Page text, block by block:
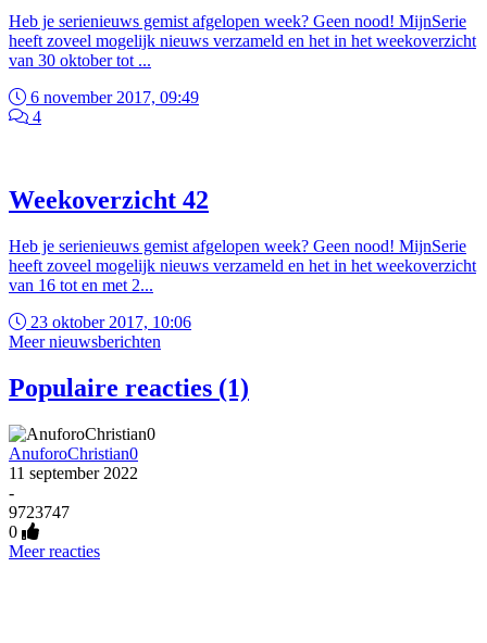
Heb je serienieuws gemist afgelopen week? Geen nood! MijnSerie
heeft zoveel mogelijk nieuws verzameld en het in het weekoverzicht
van 30 oktober tot ...
6 november 2017, 09:49
4
Weekoverzicht 42
Heb je serienieuws gemist afgelopen week? Geen nood! MijnSerie
heeft zoveel mogelijk nieuws verzameld en het in het weekoverzicht
van 16 tot en met 2...
23 oktober 2017, 10:06
Meer nieuwsberichten
Populaire reacties (1)
AnuforoChristian0
11 september 2022
-
9723747
0
Meer reacties